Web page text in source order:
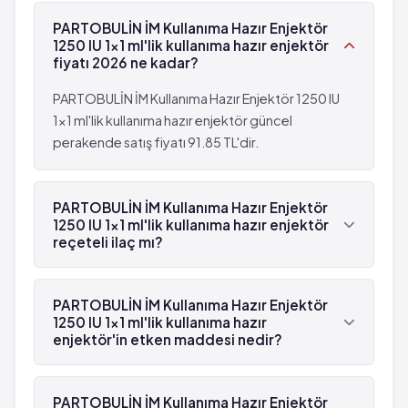
PARTOBULİN İM Kullanıma Hazır Enjektör
1250 IU 1x1 ml'lik kullanıma hazır enjektör
fiyatı 2026 ne kadar?
PARTOBULİN İM Kullanıma Hazır Enjektör 1250 IU
1x1 ml'lik kullanıma hazır enjektör güncel
perakende satış fiyatı 91.85 TL'dir.
PARTOBULİN İM Kullanıma Hazır Enjektör
1250 IU 1x1 ml'lik kullanıma hazır enjektör
reçeteli ilaç mı?
Evet, PARTOBULİN İM Kullanıma Hazır Enjektör
1250 IU 1x1 ml'lik kullanıma hazır enjektör mor
reçetelidir.
PARTOBULİN İM Kullanıma Hazır Enjektör
1250 IU 1x1 ml'lik kullanıma hazır
enjektör'in etken maddesi nedir?
PARTOBULİN İM Kullanıma Hazır Enjektör 1250 IU
1x1 ml'lik kullanıma hazır enjektör'in etken maddesi
PARTOBULİN İM Kullanıma Hazır Enjektör